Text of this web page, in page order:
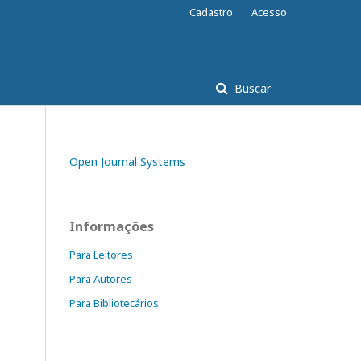
Buscar
Cadastro Acesso
Open Journal Systems
Informações
Para Leitores
Para Autores
Para Bibliotecários